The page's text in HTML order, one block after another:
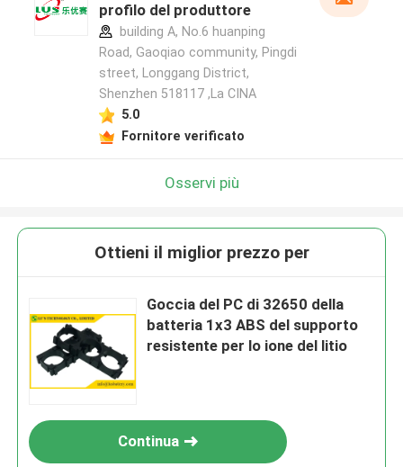
profilo del produttore
building A, No.6 huanping
Road, Gaoqiao community, Pingdi
street, Longgang District,
Shenzhen 518117 ,La CINA
5.0
Fornitore verificato
Osservi più
Ottieni il miglior prezzo per
Goccia del PC di 32650 della
batteria 1x3 ABS del supporto
resistente per lo ione del litio
Continua